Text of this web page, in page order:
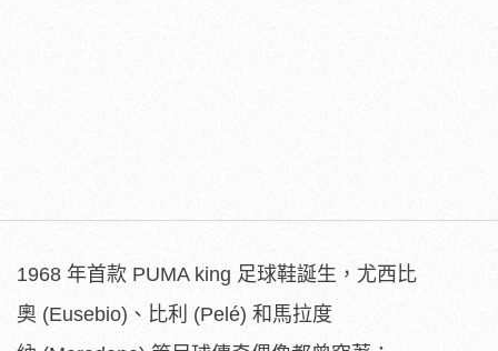
1968 年首款 PUMA king 足球鞋誕生，尤西比
奧 (Eusebio)、比利 (Pelé) 和馬拉度